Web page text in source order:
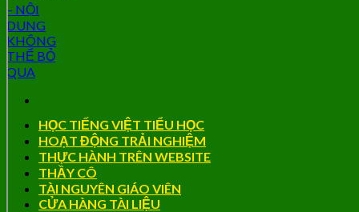
HỌC TIẾNG VIỆT TIỂU HỌC
HOẠT ĐỘNG TRẢI NGHIỆM
THỰC HÀNH TRÊN WEBSITE
THẦY CÔ
TÀI NGUYÊN GIÁO VIÊN
CỬA HÀNG TÀI LIỆU